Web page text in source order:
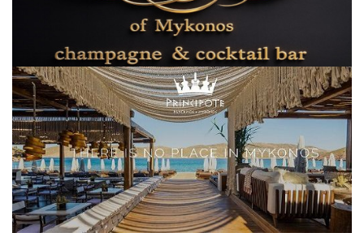
Elections 2023
Γλώσσα
Ελληνικά English